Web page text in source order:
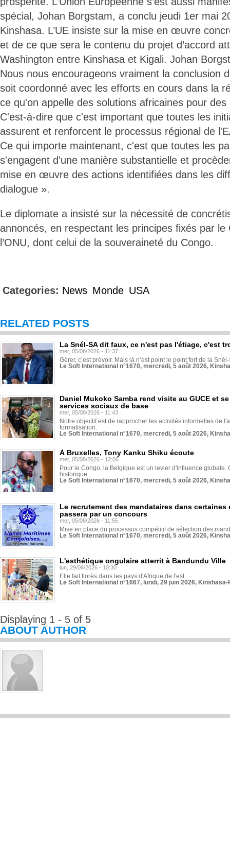
spécial, Johan Borgstam, a conclu jeudi 1er mai
Kinshasa. L’UE insiste sur la mise en œuvre
et de ce que sera le contenu du projet d’accord
Washington entre Kinshasa et Kigali. Johan
Nous nous encourageons vraiment la conclusion
soit coordonné avec les efforts en cours dans la
ce qu'on appelle des solutions africaines pour
C'est-à-dire que c'est important que toutes les
assurent et renforcent le processus régional de
Ce qui importe maintenant, c'est que toutes les
s'engagent d'une manière substantielle et
mise en œuvre des actions identifiées dans les
dialogue ».
Le diplomate a insisté sur la nécessité de
annoncés, en respectant les principes fixés par le
l’ONU, dont celui de la souveraineté du Congo.
Categories: News Monde USA
RELATED POSTS
La Snél-SA dit faux, ce n'est pas l'étiage, c'est
mer, 05/08/2026 - 11:37
Gérer, c’est prévoir. Mais là n’est point le point fort de la
Le Soft International n°1670, mercredi, 5 août 2026,
Daniel Mukoko Samba rend visite au GUCE et
services sociaux de base
mer, 05/08/2026 - 11:43
Notre objectif est de rapprocher les activités informelles de
formalisation.
Le Soft International n°1670, mercredi, 5 août 2026,
À Bruxelles, Tony Kanku Shiku écoute
mer, 05/08/2026 - 12:06
Pour le Congo, la Belgique est un levier d'influence globale.
historique...
Le Soft International n°1670, mercredi, 5 août 2026,
Le recrutement des mandataires dans
passera par un concours
mer, 05/08/2026 - 11:55
Mise en place du processus compétitif de sélection des
Le Soft International n°1670, mercredi, 5 août 2026,
L'esthétique ongulaire atterrit à Bandundu Ville
lun, 29/06/2026 - 10:30
Elle fait florès dans les pays d'Afrique de l'est...
Le Soft International n°1667, lundi, 29 juin 2026,
Displaying 1 - 5 of 5
ABOUT AUTHOR